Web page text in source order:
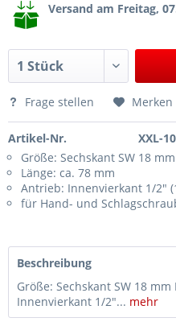
Versand am Freitag,
Frage stellen Merken
Artikel-Nr.
XXL-
Größe: Sechskant SW 18 mm
Länge: ca. 78 mm
Antrieb: Innenvierkant 1/2"
für Hand- und
Beschreibung
Größe: Sechskant SW 18
Innenvierkant 1/2"... mehr